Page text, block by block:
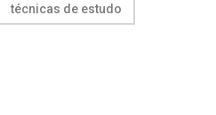
técnicas de estudo